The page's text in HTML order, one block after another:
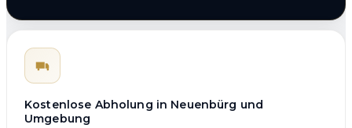
Kostenlose Abholung in Neuenbürg und
Umgebung